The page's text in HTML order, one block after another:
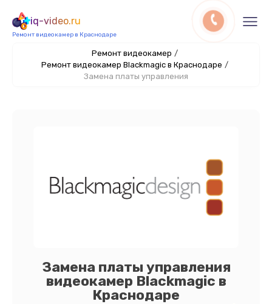
iq-video.ru
Ремонт видеокамер в Краснодаре
Ремонт видеокамер /
Ремонт видеокамер Blackmagic в Краснодаре /
Замена платы управления
Замена платы управления
видеокамер Blackmagic в
Краснодаре